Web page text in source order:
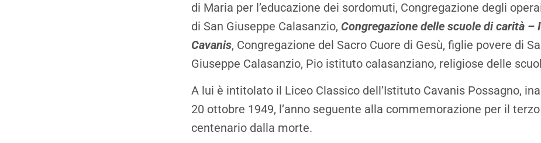
di Maria per l’educazione dei sordomuti, Congregazione degli
di San Giuseppe Calasanzio, Congregazione delle scuole di carità –
Cavanis, Congregazione del Sacro Cuore di Gesù, figlie povere di
Giuseppe Calasanzio, Pio istituto calasanziano, religiose delle
A lui è intitolato il Liceo Classico dell’Istituto Cavanis Possagno,
20 ottobre 1949, l’anno seguente alla commemorazione per il terzo
centenario dalla morte.